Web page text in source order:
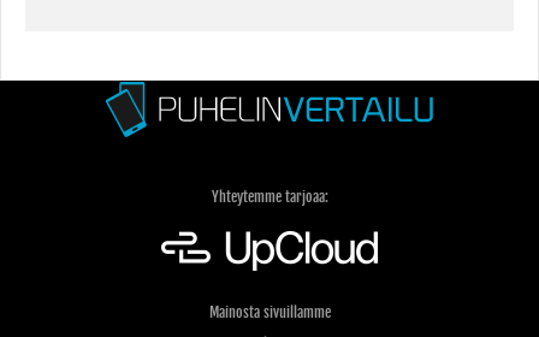
Yhteytemme tarjoaa:
Mainosta sivuillamme